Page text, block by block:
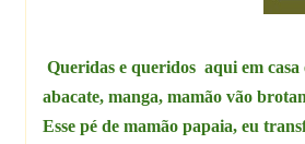
Queridas e queridos aqui em casa
abacate, manga, mamão vão
Esse pé de mamão papaia, eu